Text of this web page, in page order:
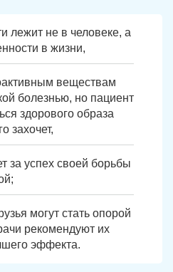
лежит не в человеке, а
в жизни,
веществам
болезнью, но пациент
здорового образа
захочет,
за успех своей борьбы
могут стать опорой
рекомендуют их
эффекта.